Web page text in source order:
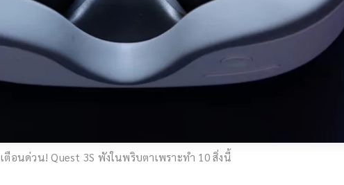
เตือนด่วน! Quest 3S พังในพริบตาเพราะทำ 10 สิ่งนี้